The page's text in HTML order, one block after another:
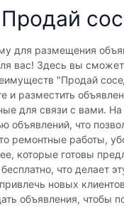
размещения
вас! Здесь вы
"Продай
и разместить
для связи с вами.
объявлений, что
то ремонтные
которые готовы
что делает
новых
объявления, чтобы